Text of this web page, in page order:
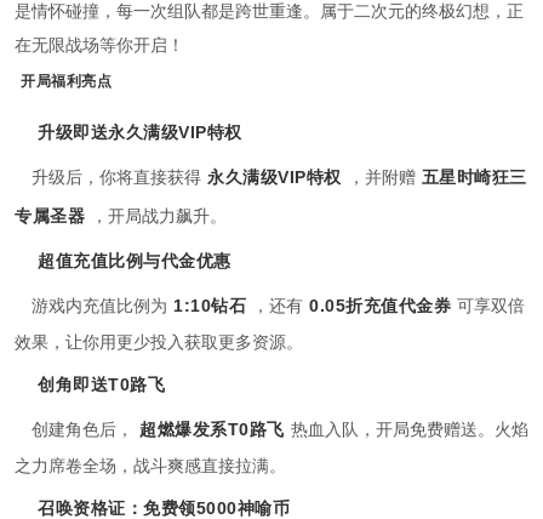
是情怀碰撞，每一次组队都是跨世重逢。属于二次元的终极幻想，正
在无限战场等你开启！
开局福利亮点
升级即送永久满级VIP特权
升级后，你将直接获得 永久满级VIP特权 ，并附赠 五星时崎狂三
专属圣器
，开局战力飙升。
超值充值比例与代金优惠
游戏内充值比例为 1:10钻石 ，还有 0.05折充值代金券 可享双倍
效果，让你用更少投入获取更多资源。
创角即送T0路飞
创建角色后， 超燃爆发系T0路飞 热血入队，开局免费赠送。火焰
之力席卷全场，战斗爽感直接拉满。
召唤资格证：免费领5000神喻币